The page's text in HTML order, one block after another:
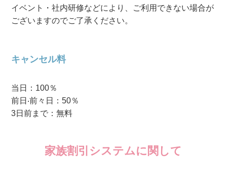
イベント・社内研修などにより、ご利用できない場合が
ございますのでご了承ください。
キャンセル料
当⽇：100％
前⽇‧前々⽇：50％
3⽇前まで：無料
家族割引システムに関して